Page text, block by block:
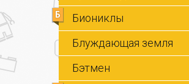
Б
Биониклы
Блуждающая земля
Бэтмен